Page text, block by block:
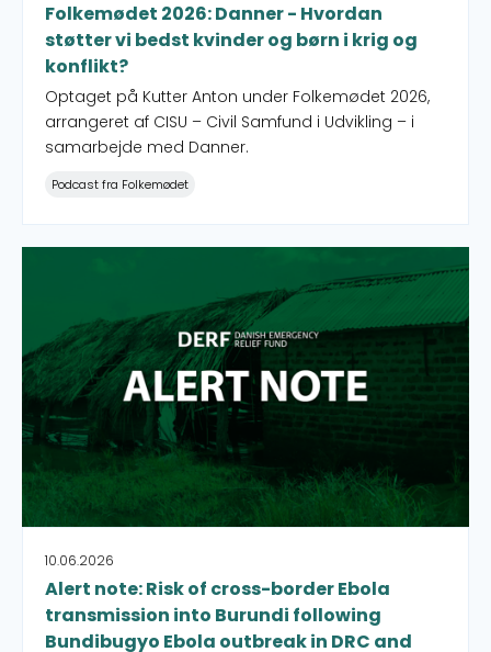
Folkemødet 2026: Danner - Hvordan
støtter vi bedst kvinder og børn i krig og
konflikt?
Optaget på Kutter Anton under Folkemødet 2026,
arrangeret af CISU – Civil Samfund i Udvikling – i
samarbejde med Danner.
Podcast fra Folkemødet
10.06.2026
Alert note: Risk of cross-border Ebola
transmission into Burundi following
Bundibugyo Ebola outbreak in DRC and